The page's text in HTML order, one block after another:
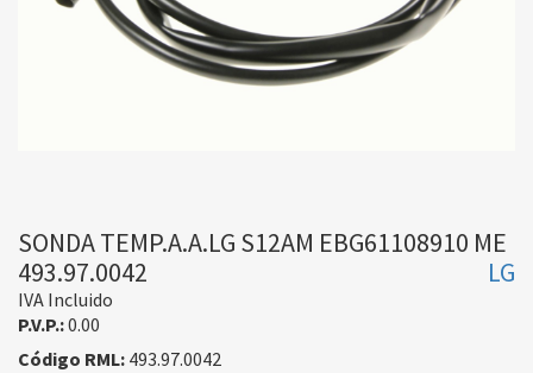
SONDA TEMP.A.A.LG S12AM EBG61108910 ME
493.97.0042
LG
IVA Incluido
P.V.P.:0.00
Código RML: 493.97.0042